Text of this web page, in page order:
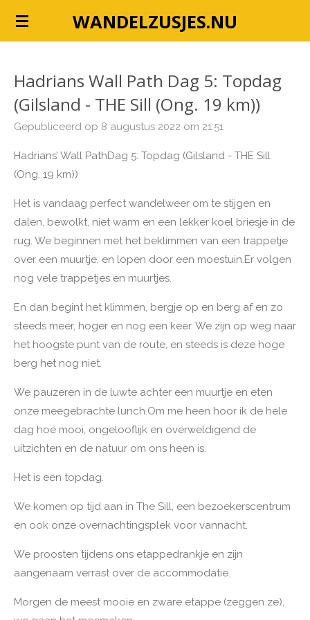
Ga
hoofdinhoud
WANDELZUSJES.NU
Hadrians Wall Path Dag 5: Topdag
(Gilsland - THE Sill (Ong. 19 km))
Gepubliceerd op 8 augustus 2022 om 21:51
Hadrians’ Wall PathDag 5: Topdag (Gilsland - THE Sill
(Ong. 19 km))
Het is vandaag perfect wandelweer om te stijgen en
dalen, bewolkt, niet warm en een lekker koel briesje in de
rug. We beginnen met het beklimmen van een trappetje
over een muurtje, en lopen door een moestuin.Er volgen
nog vele trappetjes en muurtjes.
En dan begint het klimmen, bergje op en berg af en zo
steeds meer, hoger en nog een keer. We zijn op weg naar
het hoogste punt van de route, en steeds is deze hoge
berg het nog niet.
We pauzeren in de luwte achter een muurtje en eten
onze meegebrachte lunch.Om me heen hoor ik de hele
dag hoe mooi, ongelooflijk en overweldigend de
uitzichten en de natuur om ons heen is.
Het is een topdag.
We komen op tijd aan in The Sill, een bezoekerscentrum
en ook onze overnachtingsplek voor vannacht.
We proosten tijdens ons etappedrankje en zijn
aangenaam verrast over de accommodatie.
Morgen de meest mooie en zware etappe (zeggen ze),